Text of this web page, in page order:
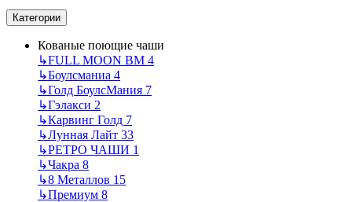
Категории
Кованые поющие чаши
↳FULL MOON BM 4
↳Боулсманиа 4
↳Голд БоулсМания 7
↳Гэлакси 2
↳Карвинг Голд 7
↳Лунная Лайт 33
↳РЕТРО ЧАШИ 1
↳Чакра 8
↳8 Металлов 15
↳Премиум 8